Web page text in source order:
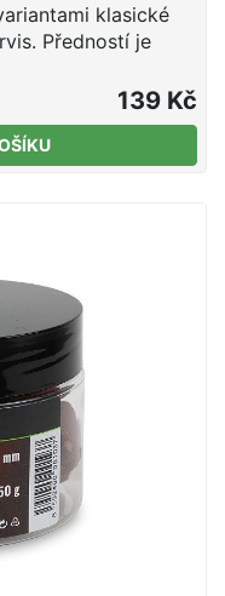
klasické
Předností je
dipech.
aroma speciál
až do
16 mm
139 Kč